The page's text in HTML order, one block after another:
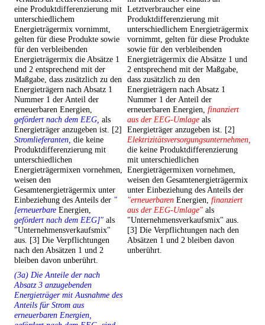
eine Produktdifferenzierung mit
unterschiedlichem
Energieträgermix vornimmt,
gelten für diese Produkte sowie
für den verbleibenden
Energieträgermix die Absätze 1
und 2 entsprechend mit der
Maßgabe, dass zusätzlich zu den
Energieträgern nach Absatz 1
Nummer 1 der Anteil der
erneuerbaren Energien,
gefördert nach dem EEG, als
Energieträger anzugeben ist. [2]
Stromlieferanten, die keine
Produktdifferenzierung mit
unterschiedlichen
Energieträgermixen vornehmen,
weisen den
Gesamtenergieträgermix unter
Einbeziehung des Anteils der "
[erneuerbare Energien,
gefördert nach dem EEG]" als
"Unternehmensverkaufsmix"
aus. [3] Die Verpflichtungen
nach den Absätzen 1 und 2
bleiben davon unberührt.
Letztverbraucher eine
Produktdifferenzierung mit
unterschiedlichem Energieträgermix
vornimmt, gelten für diese Produkte
sowie für den verbleibenden
Energieträgermix die Absätze 1 und
2 entsprechend mit der Maßgabe,
dass zusätzlich zu den
Energieträgern nach Absatz 1
Nummer 1 der Anteil der
erneuerbaren Energien, finanziert
aus der EEG-Umlage als
Energieträger anzugeben ist. [2]
Elektrizitätsversorgungsunternehmen,
die keine Produktdifferenzierung
mit unterschiedlichen
Energieträgermixen vornehmen,
weisen den Gesamtenergieträgermix
unter Einbeziehung des Anteils der
"erneuerbaren Energien, finanziert
aus der EEG-Umlage" als
"Unternehmensverkaufsmix" aus.
[3] Die Verpflichtungen nach den
Absätzen 1 und 2 bleiben davon
unberührt.
(3a) Die Anteile der nach
Absatz 3 anzugebenden
Energieträger mit Ausnahme des
Anteils für Strom aus
erneuerbaren Energien,